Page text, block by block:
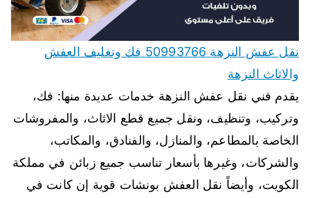
نقل عفش النزهة 50993766 فك وتغليف العفش
والاثاث النزهة
يقدم فني نقل عفش النزهة خدمات عديدة منها: فك،
وتركيب، وتنظيف، ونقل جميع قطع الاثاث، والمفروشات
الخاصة بالمطاعم، والمنازل، والفنادق، والمكاتب،
والشركات، وغيرها بأسعار تناسب جميع زبائن في مملكة
الكويت، وأيضاً نقل العفش بونشات قوية إن كانت في